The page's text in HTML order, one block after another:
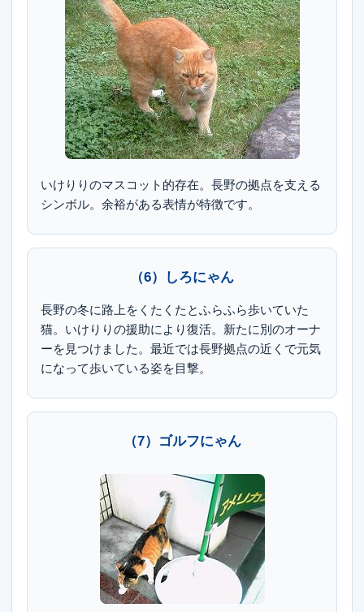
いけりりのマスコット的存在。長野の拠点を支える
シンボル。余裕がある表情が特徴です。
（6）しろにゃん
長野の冬に路上をくたくたとふらふら歩いていた
猫。いけりりの援助により復活。新たに別のオーナ
ーを見つけました。最近では長野拠点の近くで元気
になって歩いている姿を目撃。
（7）ゴルフにゃん